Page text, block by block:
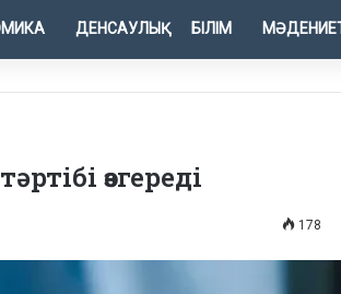
ДЕНСАУЛЫҚ БІЛІМ
өзгереді
178